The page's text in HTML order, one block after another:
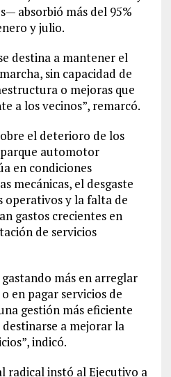
absorbió más del 95%
y julio.
destina a mantener el
sin capacidad de
o mejoras que
a los vecinos”, remarcó.
el deterioro de los
parque automotor
en condiciones
mecánicas, el desgaste
operativos y la falta de
gastos crecientes en
de servicios
más en arreglar
en pagar servicios de
gestión más eficiente
a mejorar la
indicó.
radical instó al Ejecutivo a